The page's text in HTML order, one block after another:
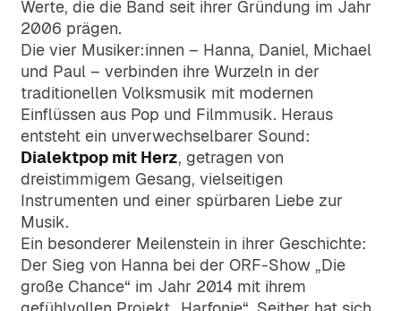
Formulare und Informationen für
Anträge und Genehmigungen.
Dienste & Infrastruktur
Einrichtungen und Serviceleistungen
der Gemeinde auf einen Blick.
Wetter
Aktuelle Wetterprognose für die
Dokumentenprüfung.
Engagierte Menschen für Kultur, Sport,
Landwirtschaft und Gemeinschaft.
Plätze & Orte
Sport-, Spiel- und Veranstaltungsorte –
öffentlich nutzbare Plätze im Dorf.
Kirche & Kultur
Friedhofswesen und kulturelle
Angebote.
Werte, die die Band seit ihrer Gründung im Jahr
2006 prägen.
Die vier Musiker:innen – Hanna, Daniel, Michael
und Paul – verbinden ihre Wurzeln in der
traditionellen Volksmusik mit modernen
Einflüssen aus Pop und Filmmusik. Heraus
entsteht ein unverwechselbarer Sound:
Dialektpop mit Herz, getragen von
dreistimmigem Gesang, vielseitigen
Instrumenten und einer spürbaren Liebe zur
Musik.
Ein besonderer Meilenstein in ihrer Geschichte:
Der Sieg von Hanna bei der ORF-Show „Die
große Chance“ im Jahr 2014 mit ihrem